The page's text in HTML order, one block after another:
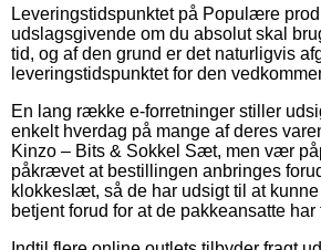
Leveringstidspunktet på Populære
udslagsgivende om du absolut skal
tid, og af den grund er det naturligvis
leveringstidspunktet for den
En lang række e-forretninger stiller
enkelt hverdag på mange af deres
Kinzo – Bits & Sokkel Sæt, men vær
påkrævet at bestillingen anbringes
klokkeslæt, så de har udsigt til at
betjent forud for at de pakkeansatte har